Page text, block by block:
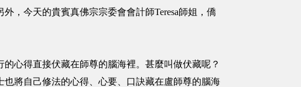
，今天的貴賓真佛宗宗委會會計師Teresa師姐，僑
心得直接伏藏在師尊的腦海裡。甚麼叫做伏藏呢？
將自己修法的心得、心要、口訣藏在盧師尊的腦海